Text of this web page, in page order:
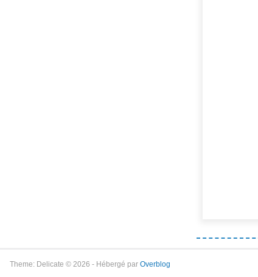
Theme: Delicate © 2026 - Hébergé par Overblog